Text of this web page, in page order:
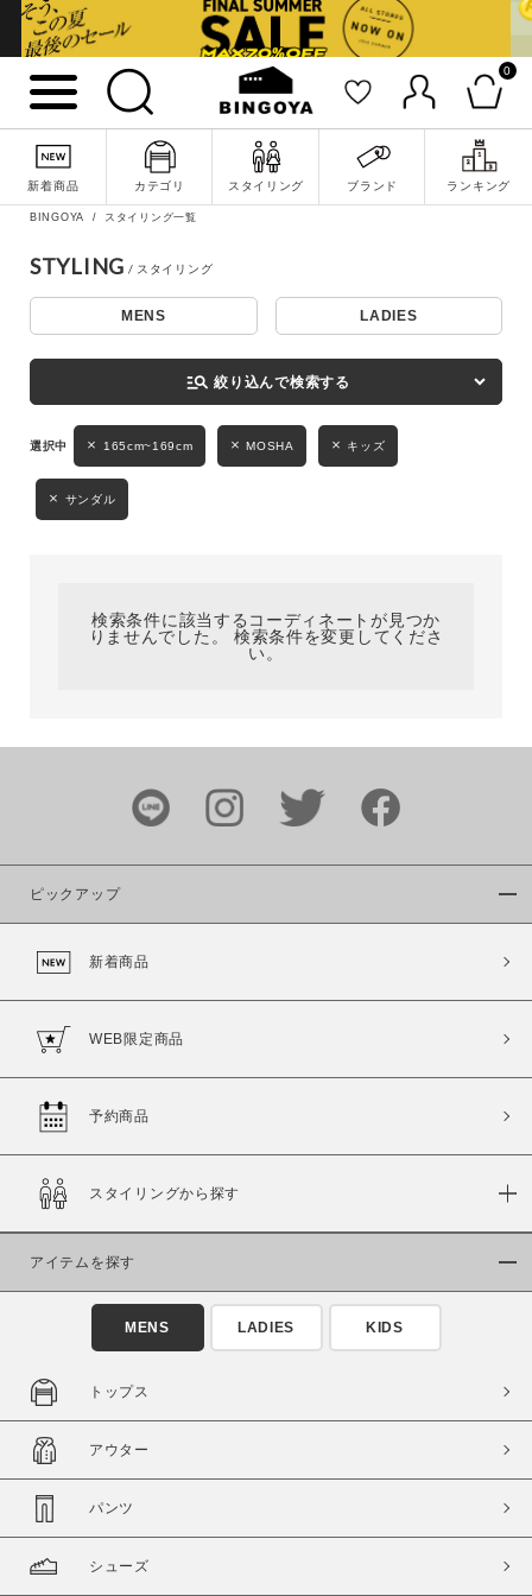
0
新着商品 カテゴリ スタイリング ブランド ランキング
詳細検索
キーワード
性別
MENS LADIES
ブランド
カラー
商品タイプ
通常商品
セール価格 WEB限定
在庫
在庫あり
BINGOYA スタイリング一覧
STYLING
MENS LADIES
manage_search 絞り込んで検索する
165cm~169cm MOSHA キッズ
サンダル
検索条件に該当するコーディネートが見つか
りませんでした。 検索条件を変更してくださ
い。
ピックアップ
新着商品
WEB限定商品
予約商品
スタイリングから探す
アイテムを探す
MENS LADIES KIDS
トップス
アウター
パンツ
シューズ